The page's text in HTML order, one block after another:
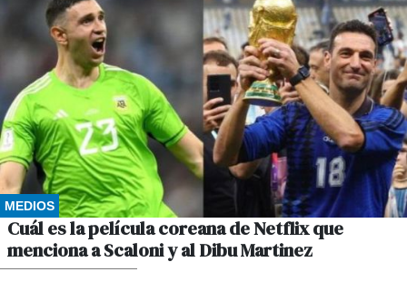
MEDIOS
Cuál es la película coreana de Netflix que
menciona a Scaloni y al Dibu Martinez